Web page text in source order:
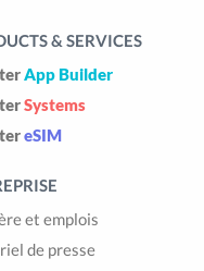
& SERVICES
App Builder
Systems
eSIM
et emplois
de presse